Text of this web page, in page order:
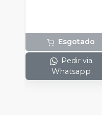
Esgotado
Pedir via
Whatsapp